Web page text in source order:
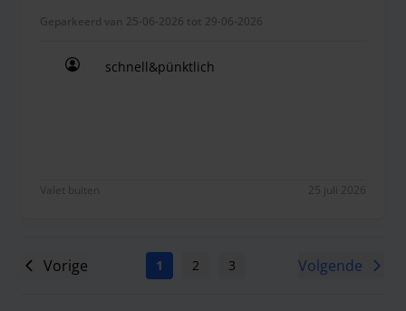
Geparkeerd van 25-06-2026 tot 29-06-2026
schnell&pünktlich
Valet buiten 25 juli 2026
Vorige 1 2 3 5 6 7
Volgende